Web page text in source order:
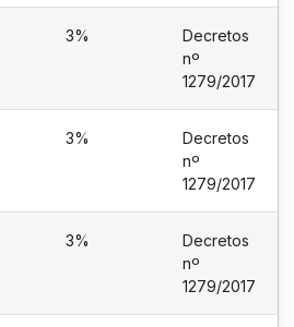
3%
Decretos
nº
1279/2017
3%
Decretos
nº
1279/2017
3%
Decretos
nº
1279/2017